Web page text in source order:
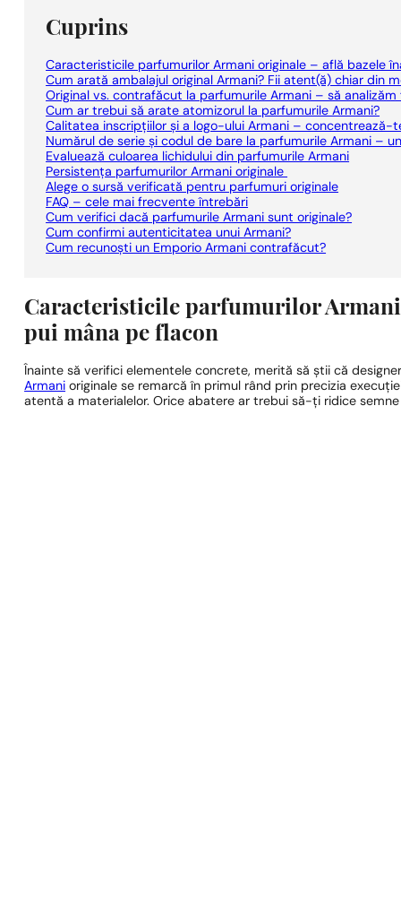
Cuprins
Caracteristicile parfumurilor Armani originale – află bazele
Cum arată ambalajul original Armani? Fii atent(ă) chiar din
Original vs. contrafăcut la parfumurile Armani – să analizăm
Cum ar trebui să arate atomizorul la parfumurile Armani?
Calitatea inscripțiilor și a logo-ului Armani – concentrează-
Numărul de serie și codul de bare la parfumurile Armani –
Evaluează culoarea lichidului din parfumurile Armani
Persistența parfumurilor Armani originale
Alege o sursă verificată pentru parfumuri originale
FAQ – cele mai frecvente întrebări
Cum verifici dacă parfumurile Armani sunt originale?
Cum confirmi autenticitatea unui Armani?
Cum recunoști un Emporio Armani contrafăcut?
Caracteristicile parfumurilor
pui mâna pe flacon
Înainte să verifici elementele concrete, merită să știi că
Armani originale se remarcă în primul rând prin precizia
atentă a materialelor. Orice abatere ar trebui să-ți ridice